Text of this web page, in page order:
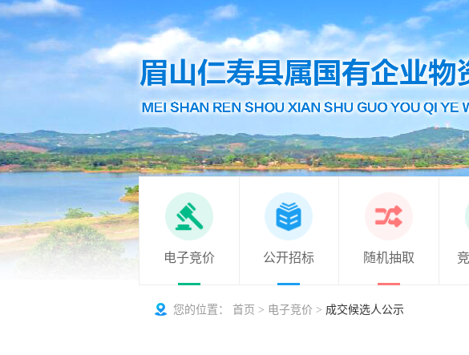
电子竞价 公开招标 随机抽取
您的位置： 首页 > 电子竞价 > 成交候选人公示